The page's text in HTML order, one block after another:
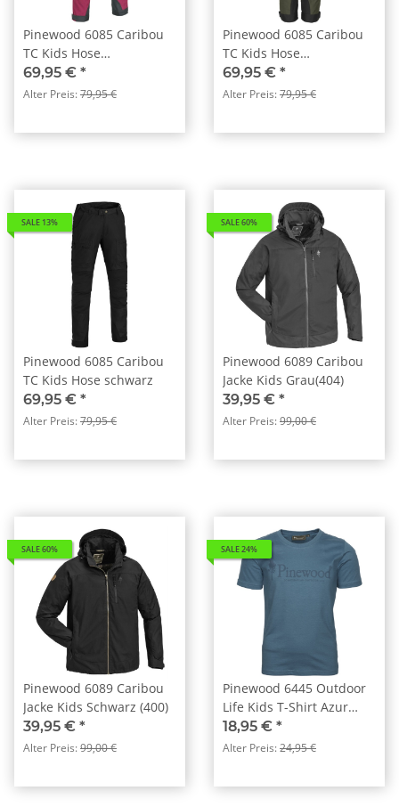
Pinewood 6085 Caribou
TC Kids Hose
Fuchsia(544)
69,95 € *
Alter Preis:79,95 €
Pinewood 6085 Caribou
TC Kids Hose
Mossgreen/Black (153)
69,95 € *
Alter Preis:79,95 €
SALE 13%
Pinewood 6085 Caribou
TC Kids Hose schwarz
69,95 € *
Alter Preis:79,95 €
SALE 60%
Pinewood 6089 Caribou
Jacke Kids Grau(404)
39,95 € *
Alter Preis:99,00 €
SALE 60%
Pinewood 6089 Caribou
Jacke Kids Schwarz (400)
39,95 € *
Alter Preis:99,00 €
SALE 24%
Pinewood 6445 Outdoor
Life Kids T-Shirt Azur
Blue (380)
18,95 € *
Alter Preis:24,95 €